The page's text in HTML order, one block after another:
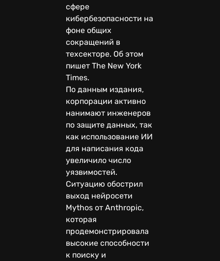
сфере
кибербезопасности на
фоне общих
сокращений в
техсекторе. Об этом
пишет The New York
Times.
По данным издания,
корпорации активно
нанимают инженеров
по защите данных, так
как использование ИИ
для написания кода
увеличило число
уязвимостей.
Ситуацию обострил
выход нейросети
Mythos от Anthropic,
которая
продемонстрировала
высокие способности
к поиску и